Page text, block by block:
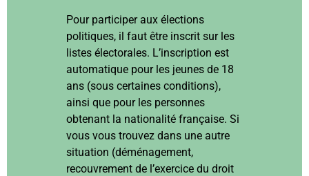
Pour participer aux élections
politiques, il faut être inscrit sur les
listes électorales. L’inscription est
automatique pour les jeunes de 18
ans (sous certaines conditions),
ainsi que pour les personnes
obtenant la nationalité française. Si
vous vous trouvez dans une autre
situation (déménagement,
recouvrement de l’exercice du droit